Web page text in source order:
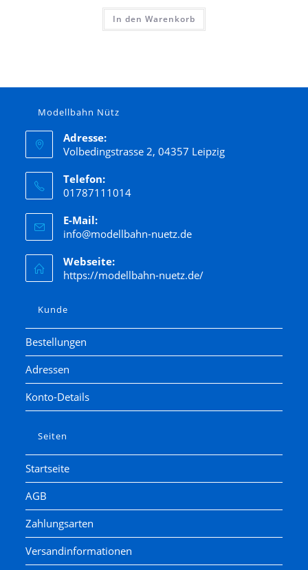
In den Warenkorb
Modellbahn Nütz
Adresse:
Volbedingstrasse 2, 04357 Leipzig
Telefon:
01787111014
E-Mail:
info@modellbahn-nuetz.de
Webseite:
https://modellbahn-nuetz.de/
Kunde
Bestellungen
Adressen
Konto-Details
Seiten
Startseite
AGB
Zahlungsarten
Versandinformationen